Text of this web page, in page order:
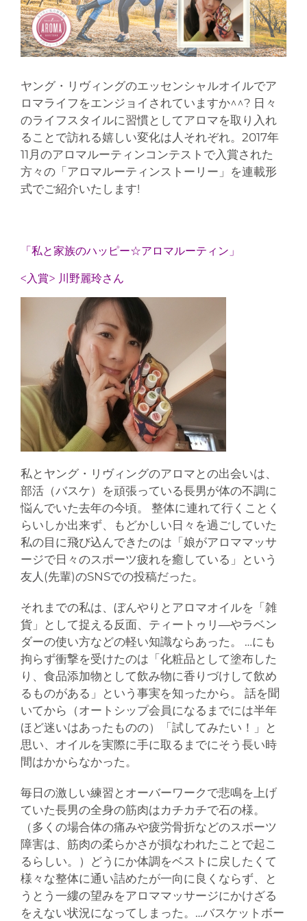
ヤング・リヴィングのエッセンシャルオイルでア
ロマライフをエンジョイされていますか^^? 日々
のライフスタイルに習慣としてアロマを取り入れ
ることで訪れる嬉しい変化は人それぞれ。2017年
11月のアロマルーティンコンテストで入賞された
方々の「アロマルーティンストーリー」を連載形
式でご紹介いたします!
「私と家族のハッピー☆アロマルーティン」
<入賞> 川野麗玲さん
私とヤング・リヴィングのアロマとの出会いは、
部活（バスケ）を頑張っている長男が体の不調に
悩んでいた去年の今頃。 整体に連れて行くことく
らいしか出来ず、もどかしい日々を過ごしていた
私の目に飛び込んできたのは「娘がアロママッサ
ージで日々のスポーツ疲れを癒している」という
友人(先輩)のSNSでの投稿だった。
それまでの私は、ぼんやりとアロマオイルを「雑
貨」として捉える反面、ティートゥリ―やラベン
ダーの使い方などの軽い知識ならあった。 …にも
拘らず衝撃を受けたのは「化粧品として塗布した
り、食品添加物として飲み物に香りづけして飲め
るものがある」という事実を知ったから。 話を聞
いてから（オートシップ会員になるまでには半年
ほど迷いはあったものの）「試してみたい！」と
思い、オイルを実際に手に取るまでにそう長い時
間はかからなかった。
毎日の激しい練習とオーバーワークで悲鳴を上げ
ていた長男の全身の筋肉はカチカチで石の様。
（多くの場合体の痛みや疲労骨折などのスポーツ
障害は、筋肉の柔らかさが損なわれたことで起こ
るらしい。）どうにか体調をベストに戻したくて
様々な整体に通い詰めたが一向に良くならず、と
うとう一縷の望みをアロママッサージにかけざる
をえない状況になってしまった。…バスケットボー